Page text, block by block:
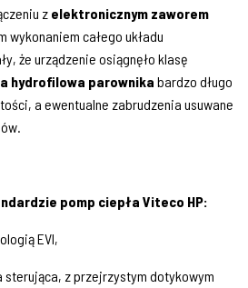
z elektronicznym zaworem
wykonaniem całego układu
że urządzenie osiągnęło klasę
hydrofilowa parownika bardzo długo
a ewentualne zabrudzenia usuwane
pomp ciepła Viteco HP:
EVI,
sterująca, z przejrzystym dotykowym